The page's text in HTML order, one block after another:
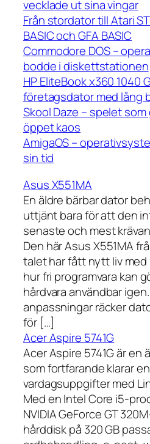
vecklade ut sina vingar
Från stordator till Atari
BASIC och GFA BASIC
Commodore DOS –
bodde i diskettstationen
HP EliteBook x360 1040
företagsdator med lång
Skool Daze – spelet
öppet kaos
AmigaOS –
sin tid
Asus X551MA
En äldre bärbar dator
uttjänt bara för att den
senaste och mest
Den här Asus X551MA
talet har fått nytt liv med
hur fri programvara kan
hårdvara användbar
anpassningar räcker
för […]
Acer Aspire 5741G
Acer Aspire 5741G är en
som fortfarande klarar
vardagsuppgifter med
Med en Intel Core i5-
NVIDIA GeForce GT
hårddisk på 320 GB